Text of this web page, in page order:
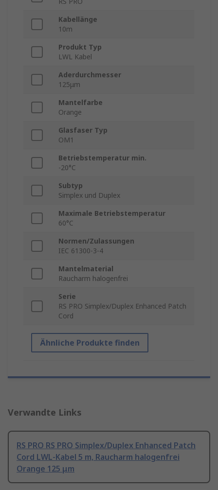
Kabellänge
10m
Produkt Typ
LWL Kabel
Aderdurchmesser
125μm
Mantelfarbe
Orange
Glasfaser Typ
OM1
Betriebstemperatur min.
-20°C
Subtyp
Simplex und Duplex
Maximale Betriebstemperatur
60°C
Normen/Zulassungen
IEC 61300-3-4
Mantelmaterial
Raucharm halogenfrei
Serie
RS PRO Simplex/Duplex Enhanced Patch
Cord
Ähnliche Produkte finden
Verwandte Links
RS PRO RS PRO Simplex/Duplex Enhanced Patch
Cord LWL-Kabel 5 m, Raucharm halogenfrei
Orange 125 μm